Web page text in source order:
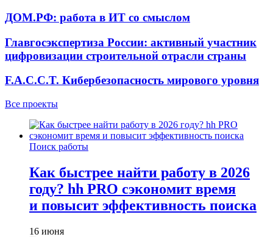
ДОМ.РФ: работа в ИТ со смыслом
Главгосэкспертиза России: активный участник
цифровизации строительной отрасли страны
F.A.C.C.T. Кибербезопасность мирового уровня
Все проекты
Поиск работы
Как быстрее найти работу в 2026
году? hh PRO сэкономит время
и повысит эффективность поиска
16 июня